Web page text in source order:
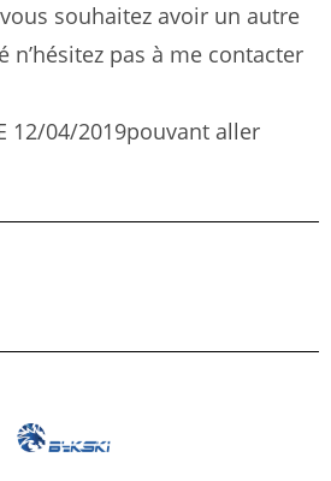
souhaitez avoir un autre
n’hésitez pas à me contacter
12/04/2019pouvant aller